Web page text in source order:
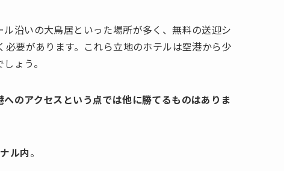
沿いの大鳥居といった場所が多く、無料の送迎シ
要があります。これら立地のホテルは空港から少
ょう。
へのアクセスという点では他に勝てるものはありま
ル内。